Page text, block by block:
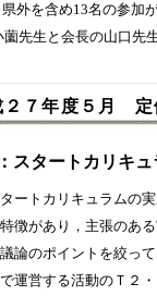
県外を含め13名の参加
薗先生と会長の山口先
２７年度５月 定
スタートカリキ
ートカリキュラムの
徴があり，主張のあ
論のポイントを絞っ
営する活動のＴ２・